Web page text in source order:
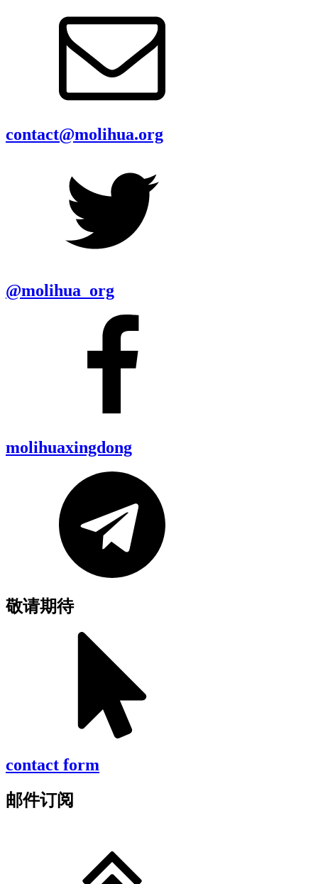
contact@molihua.org
@molihua_org
molihuaxingdong
敬请期待
contact form
邮件订阅